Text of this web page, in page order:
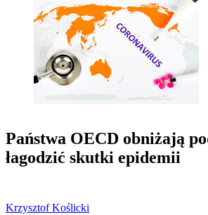
Państwa OECD obniżają
łagodzić skutki epidemii
Krzysztof Koślicki